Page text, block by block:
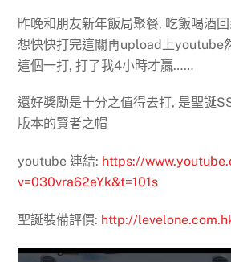
昨晚和朋友新年飯局聚餐, 吃飯喝酒
想快快打完這關再upload上youtube
這個一打, 打了我4小時才贏……
還好獎勵是十分之值得去打, 是聖誕
版本的賢者之帽
youtube 連結: https://
v=030vra62eYk&t=101s
聖誕裝備評價: http://